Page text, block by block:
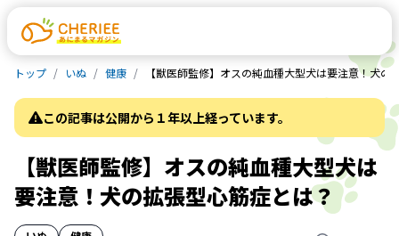
トップ いぬ 健康 【獣医師監修】オスの純血種大型犬は要注意！犬の
この記事は公開から１年以上経っています。
【獣医師監修】オスの純血種大型犬は
要注意！犬の拡張型心筋症とは？